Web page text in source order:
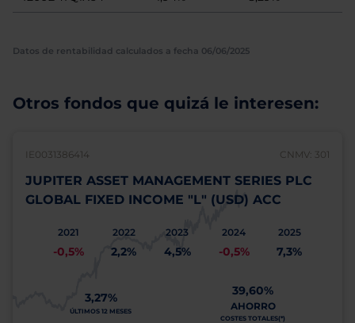
Datos de rentabilidad calculados a fecha 06/06/2025
Otros fondos que quizá le interesen:
IE0031386414 CNMV: 301
JUPITER ASSET MANAGEMENT SERIES PLC
GLOBAL FIXED INCOME "L" (USD) ACC
2021
-0,5%
2022
2,2%
2023
4,5%
2024
-0,5%
2025
7,3%
3,27%
ÚLTIMOS 12 MESES
39,60%
AHORRO
COSTES TOTALES(*)